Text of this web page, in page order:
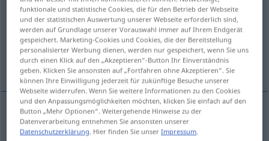
Übersicht aller Übersetzungen
(Für mehr Details die Übersetzung anklicken/antippen)
man schläft
Beispiele
uyunur
funktionale und statistische Cookies, die für den Betrieb der Webseite
und der statistischen Auswertung unserer Webseite erforderlich sind,
werden auf Grundlage unserer Vorauswahl immer auf Ihrem Endgerät
gespeichert. Marketing-Cookies und Cookies, die der Bereitstellung
personalisierter Werbung dienen, werden nur gespeichert, wenn Sie uns
durch einen Klick auf den „Akzeptieren“-Button Ihr Einverständnis
geben. Klicken Sie ansonsten auf „Fortfahren ohne Akzeptieren“. Sie
können Ihre Einwilligung jederzeit für zukünftige Besuche unserer
Webseite widerrufen. Wenn Sie weitere Informationen zu den Cookies
und den Anpassungsmöglichkeiten möchten, klicken Sie einfach auf den
Button „Mehr Optionen“. Weitergehende Hinweise zu der
Datenverarbeitung entnehmen Sie ansonsten unserer
Datenschutzerklärung . Hier finden Sie unserImpressum